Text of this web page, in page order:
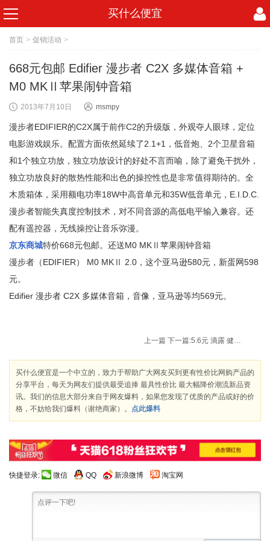
买什么便宜
首页 > 促销活动 >
668元包邮 Edifier 漫步者 C2X 多媒体音箱 +
M0 MKⅡ苹果闹钟音箱
2013年7月10日 msmpy
漫步者EDIFIER的C2X属于前作C2的升级版，外观夺人眼球，定位
电影游戏娱乐。配置方面依然延续了2.1+1，低音炮、2个卫星音箱
和1个独立功放，独立功放设计的好处不言而喻，除了避免干扰外，
独立功放良好的散热性能和出色的操控性也是非常值得期待的。全
木质箱体，采用额电功率18W中高音单元和35W低音单元，E.I.D.C.
漫步者智能失真度控制技术，对不同音源的高低电平输入兼容。还
配有遥控器，无线操控让音乐弥漫。
京东商城特价668元包邮。还送M0 MKⅡ苹果闹钟音箱
漫步者（EDIFIER） M0 MKⅡ 2.0，这个亚马逊580元，新蛋网598
元。
Edifier 漫步者 C2X 多媒体音箱，音像，亚马逊等均569元。
上一篇 下一篇: 5.6元 滴露 健康香皂自然清新 125克*4
买什么便宜是一个中立的，致力于帮助广大网友买到更有性价比网购产品的
分享平台，每天为网友们提供最受追捧 最具性价比 最大幅降价潮流新品资
讯。我们的信息大部分来自于网友爆料，如果您发现了优质的产品或好的价
格，不妨给我们爆料（谢绝商家）。 点此爆料
快捷登录: 微信 QQ 新浪微博 淘宝网